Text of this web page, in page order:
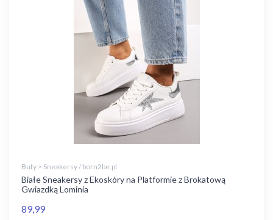
Buty > Sneakersy / born2be.pl
Białe Sneakersy z Ekoskóry na Platformie z Brokatową
Gwiazdką Lominia
89,99